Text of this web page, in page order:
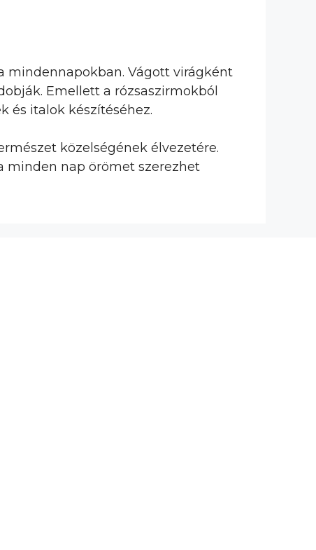
mindennapokban. Vágott virágként
Emellett a rózsaszirmokból
és italok készítéséhez.
közelségének élvezetére.
minden nap örömet szerezhet